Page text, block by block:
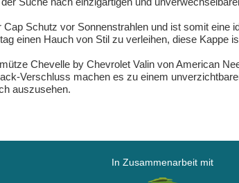
Schutz vor Sonnenstrahlen und ist somit eine
einen Hauch von Stil zu verleihen, diese Kappe
Chevelle by Chevrolet Valin von American
Verschluss machen es zu einem
auszusehen.
In Zusammenarbeit mit